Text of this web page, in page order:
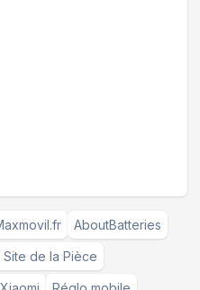
AboutBatteries
Site de la Pièce